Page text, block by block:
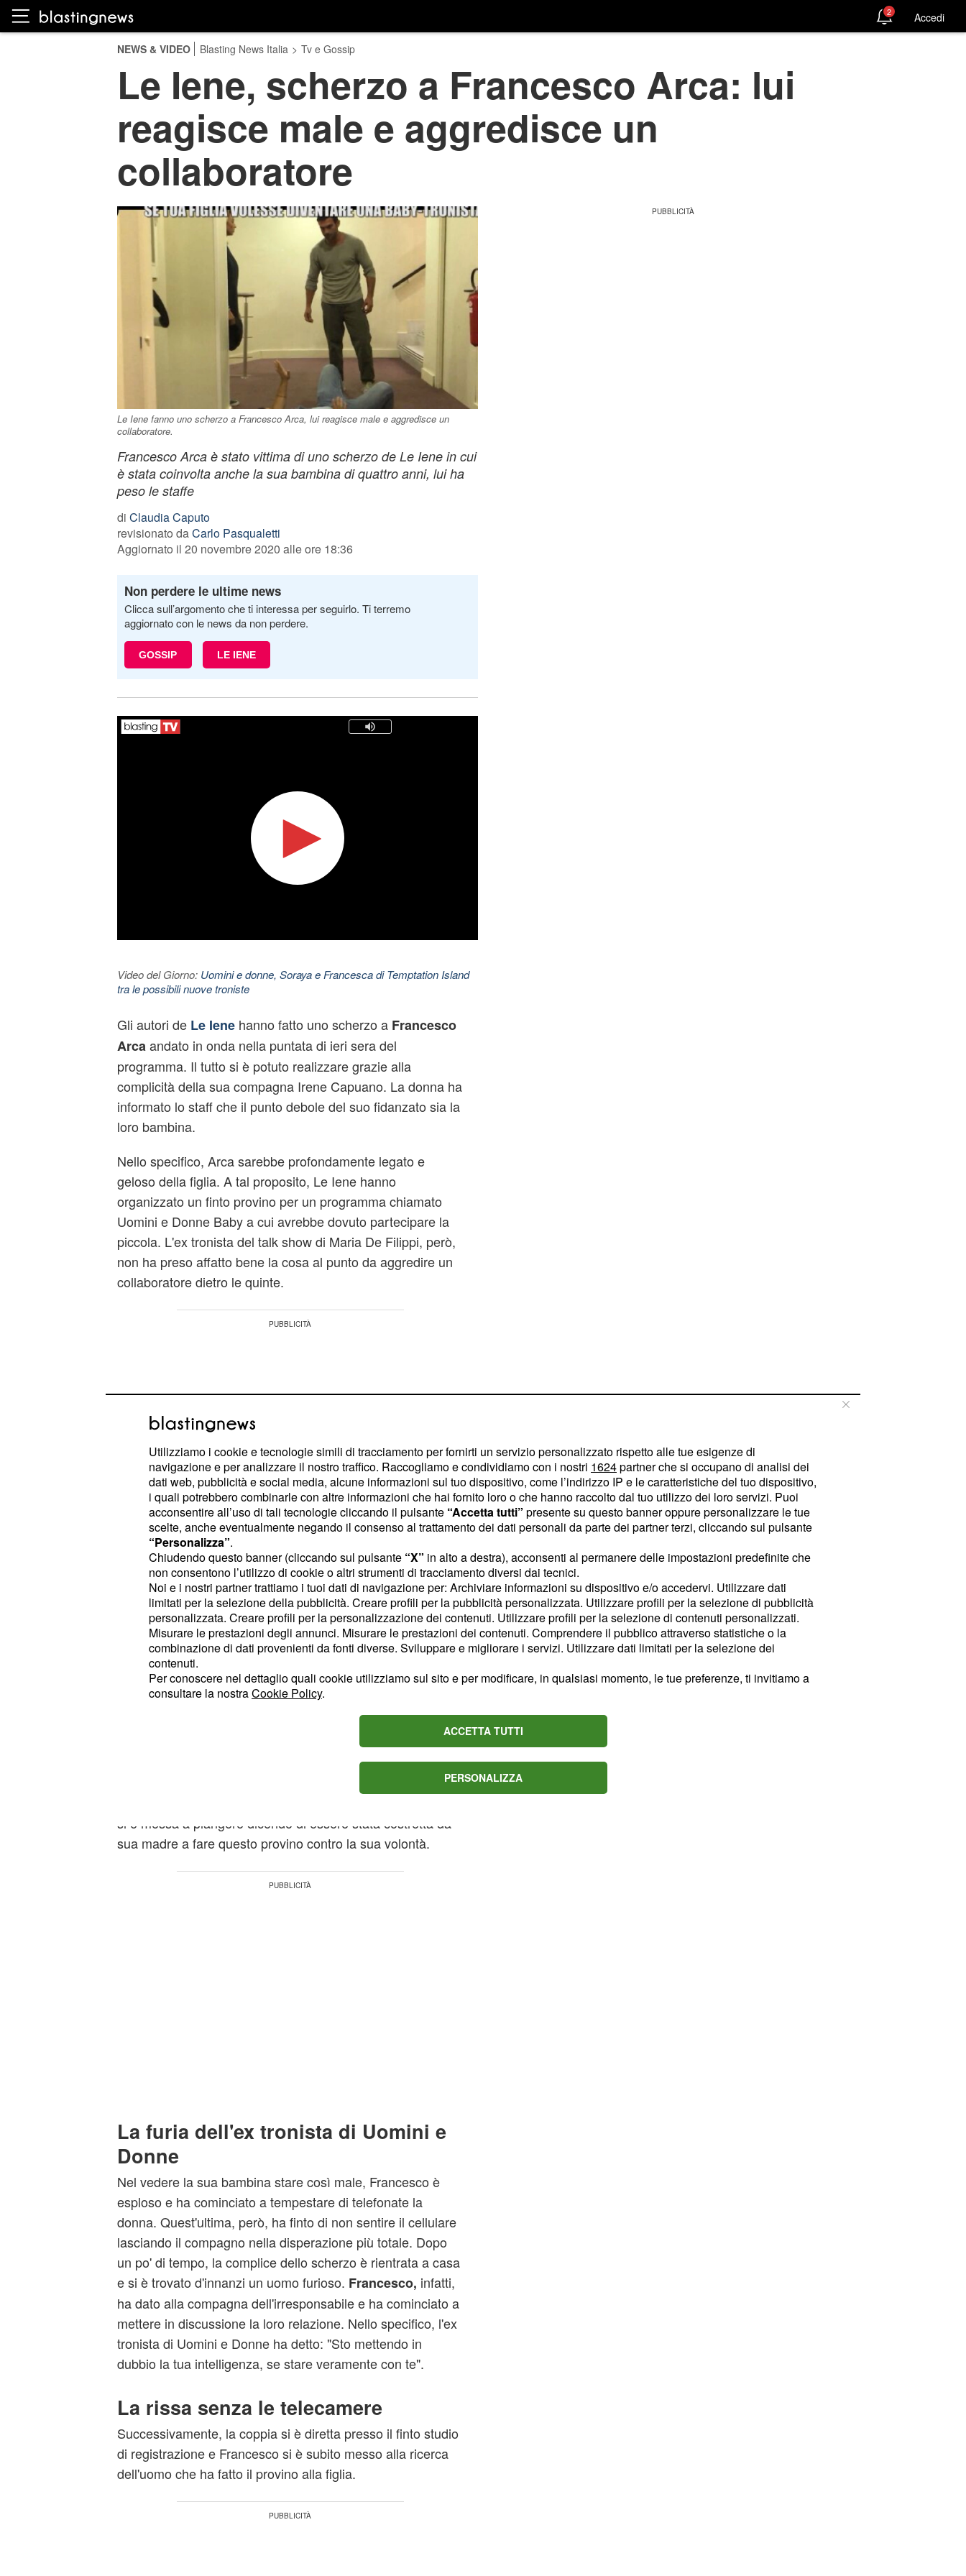
2 Accedi
NEWS & VIDEO Blasting News Italia > Tv e Gossip
Le Iene, scherzo a Francesco Arca: lui
reagisce male e aggredisce un
collaboratore
Le Iene fanno uno scherzo a Francesco Arca, lui reagisce male e aggredisce un
collaboratore.
Francesco Arca è stato vittima di uno scherzo de Le Iene in cui
è stata coinvolta anche la sua bambina di quattro anni, lui ha
peso le staffe
di Claudia Caputo
revisionato daCarlo Pasqualetti
Aggiornato il 20 novembre 2020 alle ore 18:36
Non perdere le ultime news
Clicca sull’argomento che ti interessa per seguirlo. Ti terremo
aggiornato con le news da non perdere.
GOSSIP LE IENE
Video del Giorno: Uomini e donne, Soraya e Francesca di Temptation Island
tra le possibili nuove troniste
Gli autori de Le Ienehanno fatto uno scherzo a Francesco
Arca andato in onda nella puntata di ieri sera del
programma. Il tutto si è potuto realizzare grazie alla
complicità della sua compagna Irene Capuano. La donna ha
informato lo staff che il punto debole del suo fidanzato sia la
loro bambina.
Nello specifico, Arca sarebbe profondamente legato e
geloso della figlia. A tal proposito, Le Iene hanno
organizzato un finto provino per un programma chiamato
Uomini e Donne Baby a cui avrebbe dovuto partecipare la
piccola. L'ex tronista del talk show di Maria De Filippi, però,
non ha preso affatto bene la cosa al punto da aggredire un
collaboratore dietro le quinte.
Lo scherzo a Francesco Arca de Le
Iene
La produzione deLe Ieneha organizzato unoscherzo per
Francesco Arcache ha visto come protagonista sua figlia.
La piccola Maria Sole è stata portata da sua madre a fare
un finto provino per un talk show chiamato Uomini e Donne
Baby. Ad un certo punto, poi, Irene ha inviato un messaggio
al suo compagno nel quale lo ha informato di quanto stesse
accadendo e gli ha mandato il video del finto casting. Nella
clip in questione, Maria Sole ha detto di essere interessata a
si è messa a piangere dicendo di essere stata costretta da
sua madre a fare questo provino contro la sua volontà.
La furia dell'ex tronista di Uomini e
Donne
Nel vedere la sua bambina stare così male, Francesco è
esploso e ha cominciato a tempestare di telefonate la
donna. Quest'ultima, però, ha finto di non sentire il cellulare
lasciando il compagno nella disperazione più totale. Dopo
un po' di tempo, la complice dello scherzo è rientrata a casa
e si è trovato d'innanzi un uomo furioso. Francesco, infatti,
ha dato alla compagna dell'irresponsabile e ha cominciato a
mettere in discussione la loro relazione. Nello specifico, l'ex
tronista di Uomini e Donne ha detto: "Sto mettendo in
dubbio la tua intelligenza, se stare veramente con te".
La rissa senza le telecamere
Successivamente, la coppia si è diretta presso il finto studio
di registrazione e Francesco si è subito messo alla ricerca
dell'uomo che ha fatto il provino alla figlia.
Utilizziamo i cookie e tecnologie simili di tracciamento per fornirti un servizio personalizzato rispetto alle tue esigenze di
navigazione e per analizzare il nostro traffico. Raccogliamo e condividiamo con i nostri 1624partner che si occupano di analisi dei
dati web, pubblicità e social media, alcune informazioni sul tuo dispositivo, come l’indirizzo IP e le caratteristiche del tuo dispositivo,
i quali potrebbero combinarle con altre informazioni che hai fornito loro o che hanno raccolto dal tuo utilizzo dei loro servizi. Puoi
acconsentire all’uso di tali tecnologie cliccando il pulsante “Accetta tutti” presente su questo banner oppure personalizzare le tue
scelte, anche eventualmente negando il consenso al trattamento dei dati personali da parte dei partner terzi, cliccando sul pulsante
“Personalizza”.
Chiudendo questo banner (cliccando sul pulsante “X” in alto a destra), acconsenti al permanere delle impostazioni predefinite che
non consentono l’utilizzo di cookie o altri strumenti di tracciamento diversi dai tecnici.
Noi e i nostri partner trattiamo i tuoi dati di navigazione per: Archiviare informazioni su dispositivo e/o accedervi. Utilizzare dati
limitati per la selezione della pubblicità. Creare profili per la pubblicità personalizzata. Utilizzare profili per la selezione di pubblicità
personalizzata. Creare profili per la personalizzazione dei contenuti. Utilizzare profili per la selezione di contenuti personalizzati.
Misurare le prestazioni degli annunci. Misurare le prestazioni dei contenuti. Comprendere il pubblico attraverso statistiche o la
combinazione di dati provenienti da fonti diverse. Sviluppare e migliorare i servizi. Utilizzare dati limitati per la selezione dei
contenuti.
Per conoscere nel dettaglio quali cookie utilizziamo sul sito e per modificare, in qualsiasi momento, le tue preferenze, ti invitiamo a
consultare la nostraCookie Policy.
ACCETTA TUTTI
PERSONALIZZA